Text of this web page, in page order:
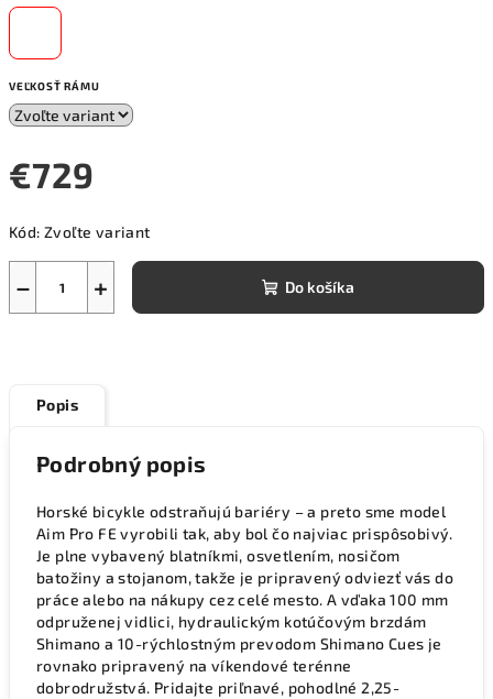
VEĽKOSŤ RÁMU
€729
cena:
Kód: Zvoľte variant
+
− Do košíka
Popis
Podrobný popis
Horské bicykle odstraňujú bariéry – a preto sme model
Aim Pro FE vyrobili tak, aby bol čo najviac prispôsobivý.
Je plne vybavený blatníkmi, osvetlením, nosičom
batožiny a stojanom, takže je pripravený odviezť vás do
práce alebo na nákupy cez celé mesto. A vďaka 100 mm
odpruženej vidlici, hydraulickým kotúčovým brzdám
Shimano a 10-rýchlostným prevodom Shimano Cues je
rovnako pripravený na víkendové terénne
dobrodružstvá. Pridajte priľnavé, pohodlné 2,25-